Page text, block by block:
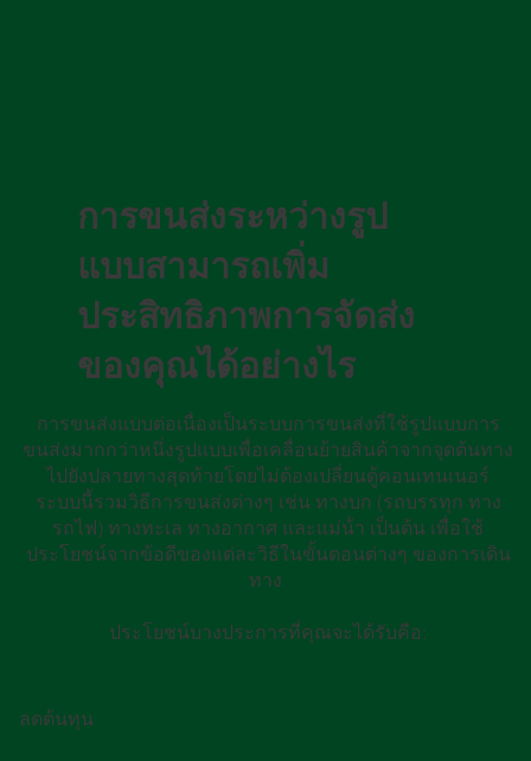
การขนส่งระหว่างรูป
แบบสามารถเพิ่ม
ประสิทธิภาพการจัดส่ง
ของคุณได้อย่างไร
การขนส่งแบบต่อเนื่องเป็นระบบการขนส่งที่ใช้รูปแบบการ
ขนส่งมากกว่าหนึ่งรูปแบบเพื่อเคลื่อนย้ายสินค้าจากจุดต้นทาง
ไปยังปลายทางสุดท้ายโดยไม่ต้องเปลี่ยนตู้คอนเทนเนอร์
ระบบนี้รวมวิธีการขนส่งต่างๆ เช่น ทางบก (รถบรรทุก ทาง
รถไฟ) ทางทะเล ทางอากาศ และแม่น้ํา เป็นต้น เพื่อใช้
ประโยชน์จากข้อดีของแต่ละวิธีในขั้นตอนต่างๆ ของการเดิน
ทาง
ประโยชน์บางประการที่คุณจะได้รับคือ:
ลดต้นทุน